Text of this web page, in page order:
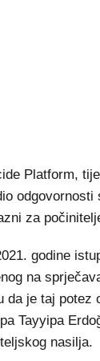
Platform,
za
godine
na
je taj potez
Tayyipa
nasilja.